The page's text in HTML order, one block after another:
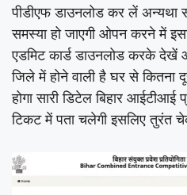
पीडीएफ डाउनलोड कर लें अन्यथा
समस्या हो जाएगी ओपन करने में
एडमिट कार्ड डाउनलोड करके देखें
जिले में होने वाली है घर से कितना
होगा सारी डिटेल बिहार आईटीआई
टिकट में पता चलेगी इसलिए तुरंत